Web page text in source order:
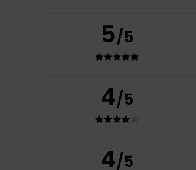
5/5
4/5
4/5